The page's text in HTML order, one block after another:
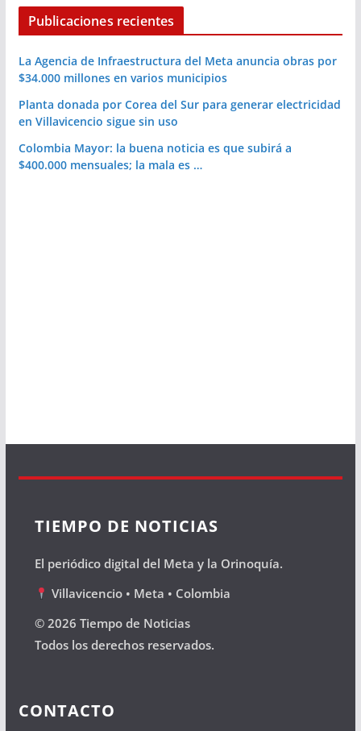
Publicaciones recientes
La Agencia de Infraestructura del Meta anuncia obras por
$34.000 millones en varios municipios
Planta donada por Corea del Sur para generar electricidad
en Villavicencio sigue sin uso
Colombia Mayor: la buena noticia es que subirá a
$400.000 mensuales; la mala es …
TIEMPO DE NOTICIAS
El periódico digital del Meta y la Orinoquía.
Villavicencio • Meta • Colombia
© 2026 Tiempo de Noticias
Todos los derechos reservados.
CONTACTO